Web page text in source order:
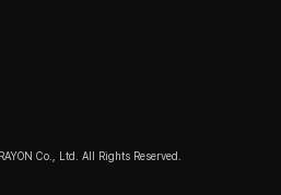
Co., Ltd. All Rights Reserved.